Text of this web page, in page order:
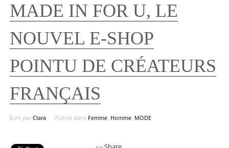
MADE IN FOR U, LE
NOUVEL E-SHOP
POINTU DE CRÉATEURS
FRANÇAIS
Écrit par Clara Publié dans Femme, Homme, MODE